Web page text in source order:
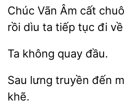
Chúc Vãn Âm
rồi dìu ta tiếp
đi
đầu.
Sau lưng truyền
khẽ.